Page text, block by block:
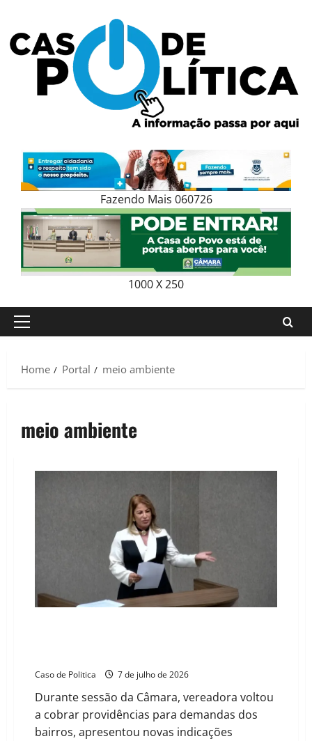
content
Fazendo Mais 060726
1000 X 250
Primary
Home
Portal meio ambiente
meio ambiente
Caso de Politica 7 de julho de 2026
Durante sessão da Câmara, vereadora voltou
a cobrar providências para demandas dos
bairros, apresentou novas indicações